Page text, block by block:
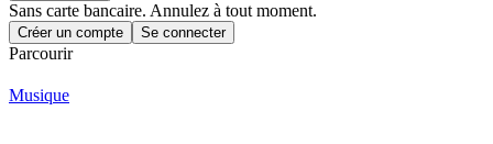
Sans carte bancaire. Annulez à tout moment.
Créer un compte Se connecter
Parcourir
Musique